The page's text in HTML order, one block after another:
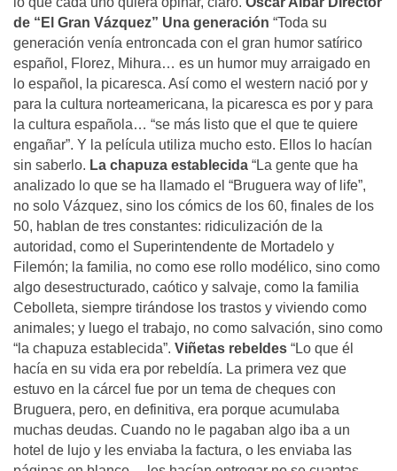
de “El Gran Vázquez” Una generación “Toda su
generación venía entroncada con el gran humor satírico
español, Florez, Mihura… es un humor muy arraigado en
lo español, la picaresca. Así como el western nació por y
para la cultura norteamericana, la picaresca es por y para
la cultura española… “se más listo que el que te quiere
engañar”. Y la película utiliza mucho esto. Ellos lo hacían
sin saberlo. La chapuza establecida “La gente que ha
analizado lo que se ha llamado el “Bruguera way of life”,
no solo Vázquez, sino los cómics de los 60, finales de los
50, hablan de tres constantes: ridiculización de la
autoridad, como el Superintendente de Mortadelo y
Filemón; la familia, no como ese rollo modélico, sino como
algo desestructurado, caótico y salvaje, como la familia
Cebolleta, siempre tirándose los trastos y viviendo como
animales; y luego el trabajo, no como salvación, sino como
“la chapuza establecida”. Viñetas rebeldes “Lo que él
hacía en su vida era por rebeldía. La primera vez que
estuvo en la cárcel fue por un tema de cheques con
Bruguera, pero, en definitiva, era porque acumulaba
muchas deudas. Cuando no le pagaban algo iba a un
hotel de lujo y les enviaba la factura, o les enviaba las